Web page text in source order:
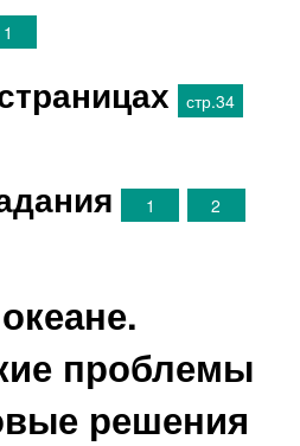
1
стр.34
1
2
проблемы
решения